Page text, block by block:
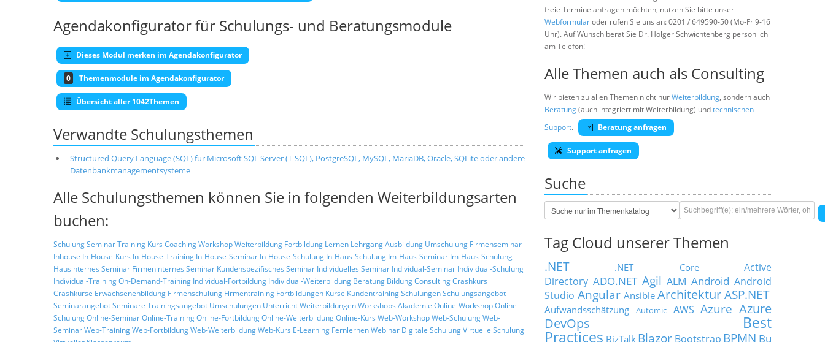
Agendakonfigurator für Schulungs- und Beratungsmodule
Dieses Modul merken im Agendakonfigurator
0 Themenmodule im Agendakonfigurator
Übersicht aller 1042Themen
Verwandte Schulungsthemen
Structured Query Language (SQL) für Microsoft SQL Server (T-SQL), PostgreSQL, MySQL, MariaDB, Oracle, SQLite oder andere
Datenbankmanagementsysteme
Alle Schulungsthemen können Sie in folgenden Weiterbildungsarten
buchen:
SchulungSeminarTraining Kurs CoachingWorkshopWeiterbildung Fortbildung Lernen LehrgangAusbildung Umschulung Firmenseminar
Inhouse In-House-Kurs In-House-Training In-House-Seminar In-House-Schulung In-Haus-Schulung Im-Haus-Seminar Im-Haus-Schulung
Hausinternes Seminar Firmeninternes Seminar Kundenspezifisches Seminar Individuelles Seminar Individual-Seminar Individual-Schulung
Individual-TrainingOn-Demand-Training Individual-Fortbildung Individual-Weiterbildung Beratung BildungConsultingCrashkurs
Crashkurse Erwachsenenbildung Firmenschulung Firmentraining Fortbildungen Kurse KundentrainingSchulungenSchulungsangebot
SeminarangebotSeminare Trainingsangebot Umschulungen UnterrichtWeiterbildungenWorkshops Akademie Online-WorkshopOnline-
SchulungOnline-SeminarOnline-TrainingOnline-FortbildungOnline-WeiterbildungOnline-Kurs Web-WorkshopWeb-SchulungWeb-
SeminarWeb-TrainingWeb-FortbildungWeb-WeiterbildungWeb-Kurs E-Learning FernlernenWebinar Digitale SchulungVirtuelle Schulung
freie Termine anfragen möchten, nutzen Sie bitte unser
Webformularoder rufen Sie uns an: 0201 / 649590-50 (Mo-Fr 9-16
Uhr). Auf Wunsch berät Sie Dr. Holger Schwichtenberg persönlich
am Telefon!
Alle Themen auch als Consulting
Wir bieten zu allen Themen nicht nurWeiterbildung, sondern auch
Beratung(auch integriert mit Weiterbildung) undtechnischen
Support. Beratung anfragen
Support anfragen
Suche
Tag Cloud unserer Themen
.NET .NET Core
Active
Directory ADO.NET Agil ALM Android Android
Studio Angular Ansible Architektur ASP.NET
Aufwandsschätzung Automic AWS Azure Azure
DevOps
Best
Practices BizTalk Blazor Bootstrap BPMN Bu